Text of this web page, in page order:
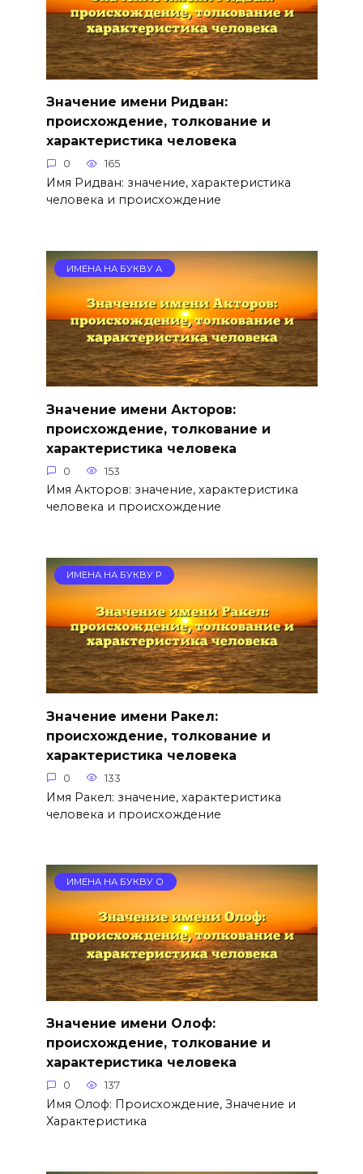
Значение имени Ридван:
происхождение, толкование и
характеристика человека
0 165
Имя Ридван: значение, характеристика
человека и происхождение
ИМЕНА НА БУКВУ А
Значение имени Акторов:
происхождение, толкование и
характеристика человека
0 153
Имя Акторов: значение, характеристика
человека и происхождение
ИМЕНА НА БУКВУ Р
Значение имени Ракел:
происхождение, толкование и
характеристика человека
0 133
Имя Ракел: значение, характеристика
человека и происхождение
ИМЕНА НА БУКВУ О
Значение имени Олоф:
происхождение, толкование и
характеристика человека
0 137
Имя Олоф: Происхождение, Значение и
Характеристика